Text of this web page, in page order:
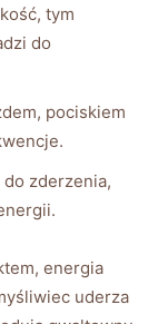
tym
do
pociskiem
zderzenia,
energia
uderza